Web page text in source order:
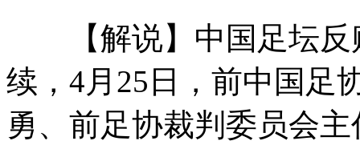
青海明胶被曝骨头原料多来自废品站
版权局官员回应著作权法草案争议
【解说】中国足坛反
续，4月25日，前中国足
勇、前足协裁判委员会